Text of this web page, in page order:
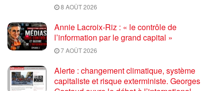
8 AOÛT 2026
Annie Lacroix-Riz : « le contrôle de
l’information par le grand capital »
7 AOÛT 2026
Alerte : changement climatique, système
capitaliste et risque exterministe. Georges